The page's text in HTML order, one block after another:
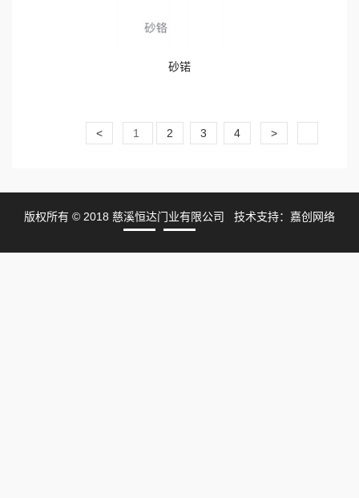
砂锘
< 1 2 3 4 >
版权所有 © 2018 慈溪恒达门业有限公司 技术支持： 嘉创网络